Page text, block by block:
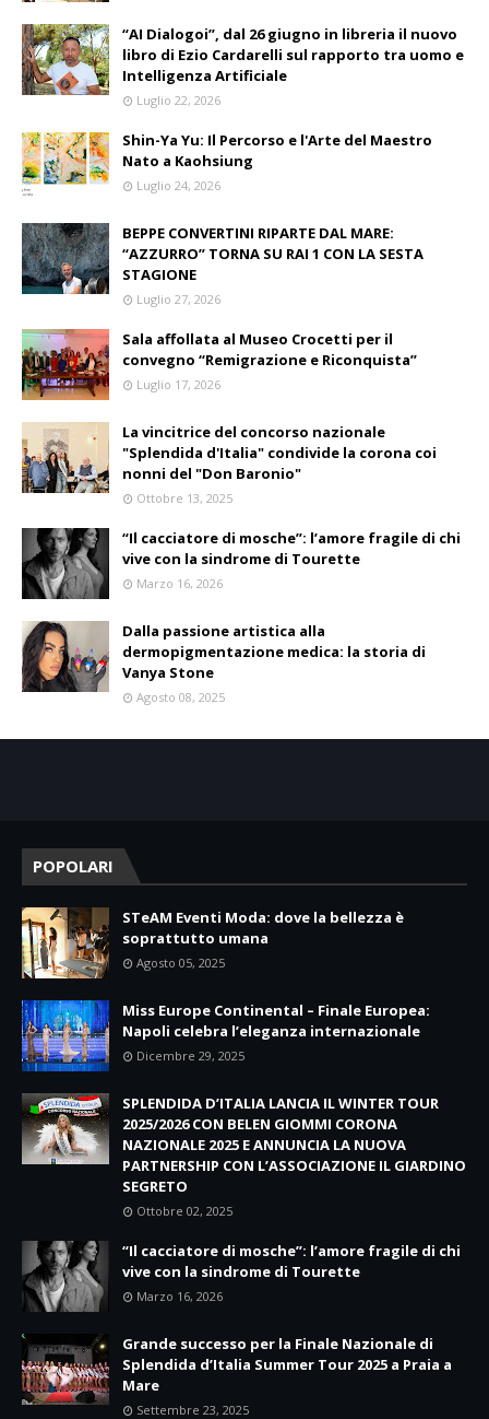
“AI Dialogoi”, dal 26 giugno in libreria il nuovo
libro di Ezio Cardarelli sul rapporto tra uomo e
Intelligenza Artificiale
Luglio 22, 2026
Shin-Ya Yu: Il Percorso e l'Arte del Maestro
Nato a Kaohsiung
Luglio 24, 2026
BEPPE CONVERTINI RIPARTE DAL MARE:
“AZZURRO” TORNA SU RAI 1 CON LA SESTA
STAGIONE
Luglio 27, 2026
Sala affollata al Museo Crocetti per il
convegno “Remigrazione e Riconquista”
Luglio 17, 2026
La vincitrice del concorso nazionale
"Splendida d'Italia" condivide la corona coi
nonni del "Don Baronio"
Ottobre 13, 2025
“Il cacciatore di mosche”: l’amore fragile di chi
vive con la sindrome di Tourette
Marzo 16, 2026
Dalla passione artistica alla
dermopigmentazione medica: la storia di
Vanya Stone
Agosto 08, 2025
POPOLARI
STeAM Eventi Moda: dove la bellezza è
soprattutto umana
Agosto 05, 2025
Miss Europe Continental – Finale Europea:
Napoli celebra l’eleganza internazionale
Dicembre 29, 2025
SPLENDIDA D’ITALIA LANCIA IL WINTER TOUR
2025/2026 CON BELEN GIOMMI CORONA
NAZIONALE 2025 E ANNUNCIA LA NUOVA
PARTNERSHIP CON L’ASSOCIAZIONE IL GIARDINO
SEGRETO
Ottobre 02, 2025
“Il cacciatore di mosche”: l’amore fragile di chi
vive con la sindrome di Tourette
Marzo 16, 2026
Grande successo per la Finale Nazionale di
Splendida d’Italia Summer Tour 2025 a Praia a
Mare
Settembre 23, 2025